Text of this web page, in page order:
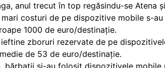
anul trecut în top regăsindu-se Atena
costuri de pe dispozitive mobile s-
1000 de euro/destinație.
zboruri rezervate de pe
de 53 de euro/destinație.
bărbații și-au folosit dispozitivele mobile